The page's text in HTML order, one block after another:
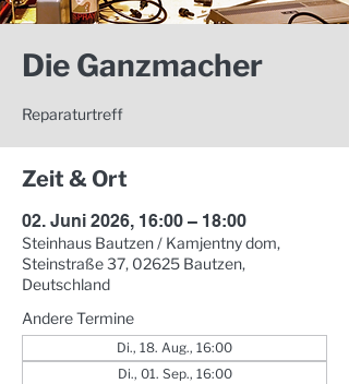
Die Ganzmacher
Reparaturtreff
Zeit & Ort
02. Juni 2026, 16:00 – 18:00
Steinhaus Bautzen / Kamjentny dom,
Steinstraße 37, 02625 Bautzen,
Deutschland
Andere Termine
Di., 18. Aug., 16:00
Di., 01. Sep., 16:00